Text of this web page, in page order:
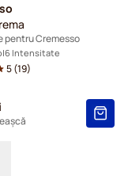
pentru Cremesso
6 Intensitate
5(19)